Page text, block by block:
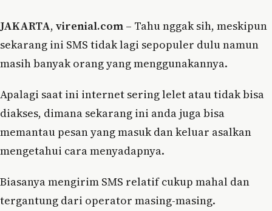
JAKARTA, virenial.com – Tahu nggak sih, meskipun
sekarang ini SMS tidak lagi sepopuler dulu namun
masih banyak orang yang menggunakannya.
Apalagi saat ini internet sering lelet atau tidak bisa
diakses, dimana sekarang ini anda juga bisa
memantau pesan yang masuk dan keluar asalkan
mengetahui cara menyadapnya.
Biasanya mengirim SMS relatif cukup mahal dan
tergantung dari operator masing-masing.